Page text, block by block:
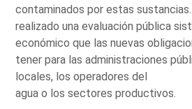
contaminados por estas
realizado una evaluación pública
económico que las nuevas
tener para las administraciones
locales, los operadores del
agua o los sectores productivos.